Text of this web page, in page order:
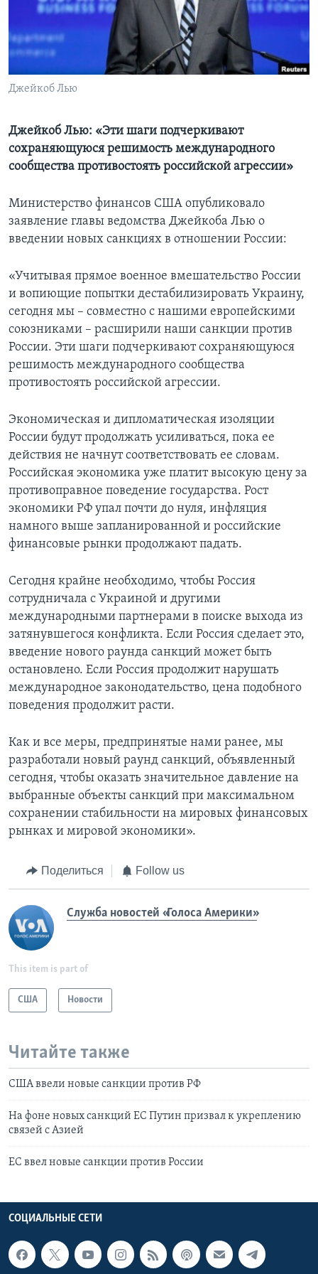
Языки
Джейкоб Лью
Джейкоб Лью: «Эти шаги подчеркивают
сохраняющуюся решимость международного
сообщества противостоять российской агрессии»
Министерство финансов США опубликовало
заявление главы ведомства Джейкоба Лью о
введении новых санкциях в отношении России:
«Учитывая прямое военное вмешательство России
и вопиющие попытки дестабилизировать Украину,
сегодня мы – совместно с нашими европейскими
союзниками – расширили наши санкции против
России. Эти шаги подчеркивают сохраняющуюся
решимость международного сообщества
противостоять российской агрессии.
Экономическая и дипломатическая изоляции
России будут продолжать усиливаться, пока ее
действия не начнут соответствовать ее словам.
Российская экономика уже платит высокую цену за
противоправное поведение государства. Рост
экономики РФ упал почти до нуля, инфляция
намного выше запланированной и российские
финансовые рынки продолжают падать.
Сегодня крайне необходимо, чтобы Россия
сотрудничала с Украиной и другими
международными партнерами в поиске выхода из
затянувшегося конфликта. Если Россия сделает это,
введение нового раунда санкций может быть
остановлено. Если Россия продолжит нарушать
международное законодательство, цена подобного
поведения продолжит расти.
Как и все меры, предпринятые нами ранее, мы
разработали новый раунд санкций, объявленный
сегодня, чтобы оказать значительное давление на
выбранные объекты санкций при максимальном
сохранении стабильности на мировых финансовых
рынках и мировой экономики».
Поделиться Follow us
Служба новостей «Голоса Америки»
This item is part of
США Новости
Читайте также
США ввели новые санкции против РФ
На фоне новых санкций ЕС Путин призвал к укреплению
связей с Азией
ЕС ввел новые санкции против России
СОЦИАЛЬНЫЕ СЕТИ